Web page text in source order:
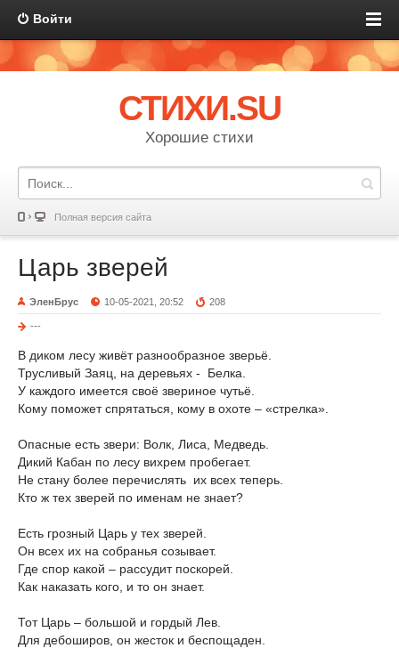
Войти
СТИХИ.SU
Хорошие стихи
Полная версия сайта
Царь зверей
ЭленБрус 10-05-2021, 20:52 208
---
В диком лесу живёт разнообразное зверьё.
Трусливый Заяц, на деревьях - Белка.
У каждого имеется своё звериное чутьё.
Кому поможет спрятаться, кому в охоте – «стрелка».
Опасные есть звери: Волк, Лиса, Медведь.
Дикий Кабан по лесу вихрем пробегает.
Не стану более перечислять их всех теперь.
Кто ж тех зверей по именам не знает?
Есть грозный Царь у тех зверей.
Он всех их на собранья созывает.
Где спор какой – рассудит поскорей.
Как наказать кого, и то он знает.
Тот Царь – большой и гордый Лев.
Для дебоширов, он жесток и беспощаден.